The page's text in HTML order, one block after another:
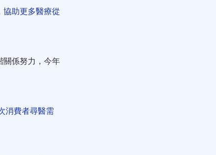
協助更多醫療從
關係努力，今年
消費者尋醫需